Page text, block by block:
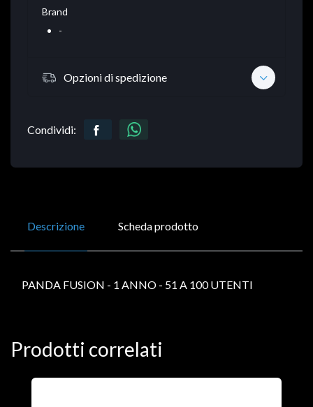
Brand
-
Opzioni di spedizione
Condividi:
Descrizione Scheda prodotto
PANDA FUSION - 1 ANNO - 51 A 100 UTENTI
Prodotti correlati